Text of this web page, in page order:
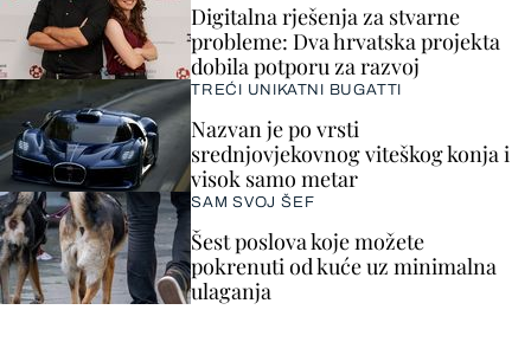
Digitalna rješenja za stvarne
probleme: Dva hrvatska projekta
dobila potporu za razvoj
TREĆI UNIKATNI BUGATTI
Nazvan je po vrsti
srednjovjekovnog viteškog konja i
visok samo metar
SAM SVOJ ŠEF
Šest poslova koje možete
pokrenuti od kuće uz minimalna
ulaganja